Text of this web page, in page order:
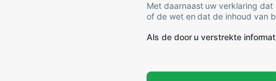
Met daarnaast uw verklaring
of de wet en dat de inhoud van
Als de door u verstrekte